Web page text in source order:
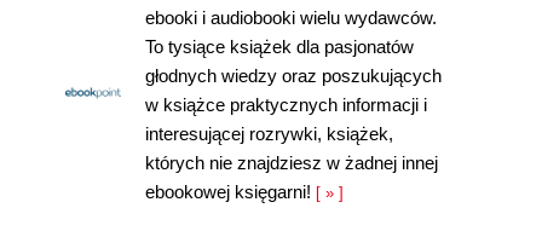
ebooki i audiobooki wielu wydawców.
To tysiące książek dla pasjonatów
głodnych wiedzy oraz poszukujących
w książce praktycznych informacji i
interesującej rozrywki, książek,
których nie znajdziesz w żadnej innej
ebookowej księgarni!
[ » ]